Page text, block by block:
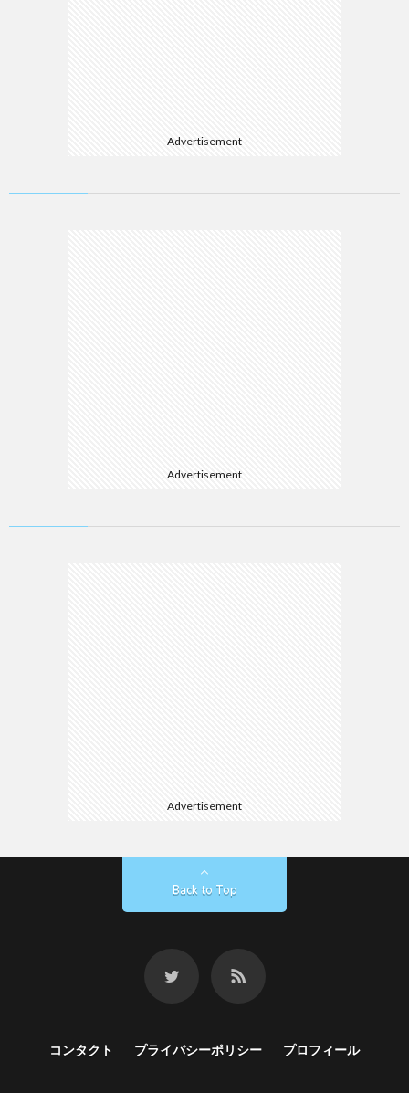
Advertisement
Advertisement
Advertisement
Back to Top
コンタクト プライバシーポリシー プロフィール